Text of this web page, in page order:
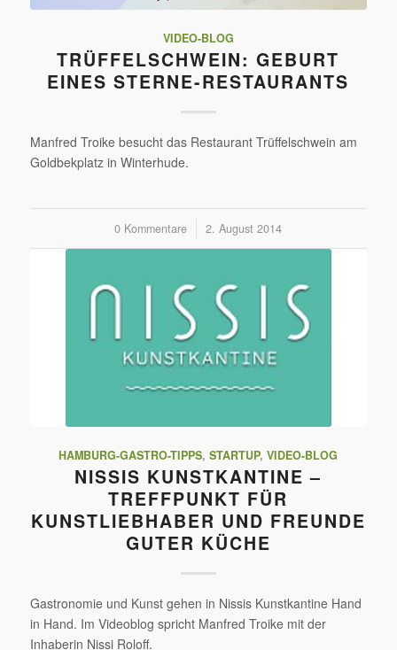
VIDEO-BLOG
TRÜFFELSCHWEIN: GEBURT
EINES STERNE-RESTAURANTS
Manfred Troike besucht das Restaurant Trüffelschwein am
Goldbekplatz in Winterhude.
0 Kommentare
/ 2. August 2014
HAMBURG-GASTRO-TIPPS,STARTUP,VIDEO-BLOG
NISSIS KUNSTKANTINE –
TREFFPUNKT FÜR
KUNSTLIEBHABER UND FREUNDE
GUTER KÜCHE
Gastronomie und Kunst gehen in Nissis Kunstkantine Hand
in Hand. Im Videoblog spricht Manfred Troike mit der
Inhaberin Nissi Roloff.